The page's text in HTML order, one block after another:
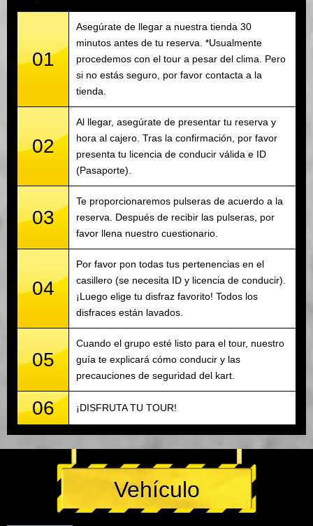
01
Asegúrate de llegar a nuestra tienda 30
minutos antes de tu reserva. *Usualmente
procedemos con el tour a pesar del clima. Pero
si no estás seguro, por favor contacta a la
tienda.
02
Al llegar, asegúrate de presentar tu reserva y
hora al cajero. Tras la confirmación, por favor
presenta tu licencia de conducir válida e ID
(Pasaporte).
03
Te proporcionaremos pulseras de acuerdo a la
reserva. Después de recibir las pulseras, por
favor llena nuestro cuestionario.
04
Por favor pon todas tus pertenencias en el
casillero (se necesita ID y licencia de conducir).
¡Luego elige tu disfraz favorito! Todos los
disfraces están lavados.
05
Cuando el grupo esté listo para el tour, nuestro
guía te explicará cómo conducir y las
precauciones de seguridad del kart.
06 ¡DISFRUTA TU TOUR!
Vehículo